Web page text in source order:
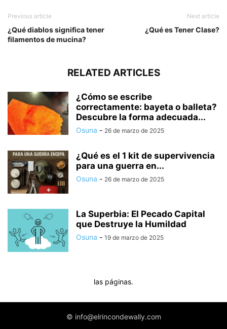
Previous article
¿Qué diablos significa tener
filamentos de mucina?
Next article
¿Qué es Tener Clase?
RELATED ARTICLES
¿Cómo se escribe
correctamente: bayeta o balleta?
Descubre la forma adecuada...
Osuna - 26 de marzo de 2025
¿Qué es el 1 kit de supervivencia
para una guerra en...
Osuna - 26 de marzo de 2025
La Superbia: El Pecado Capital
que Destruye la Humildad
Osuna - 19 de marzo de 2025
las páginas.
© info@elrincondewally.com